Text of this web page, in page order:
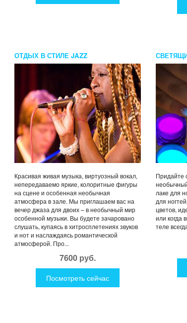
ОТДЫХ В СТИЛЕ JAZZ
Красивая живая музыка, виртуозный вокал,
непередаваемо яркие, колоритные фигуры
на сцене и особенная необычная
атмосфера в зале. Мы приглашаем вас на
вечер джаза для двоих – в необычный мир
особенной музыки. Вы будете зачаровано
слушать, купаясь в хитросплетениях звуков
и нот и наслаждаясь романтической
атмосферой. Про...
7600 руб.
Посмотреть сейчас
Придайте
лаке для
для
цветов,
или когда
теле